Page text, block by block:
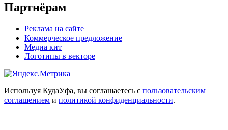
Партнёрам
Реклама на сайте
Коммерческое предложение
Медиа кит
Логотипы в векторе
Используя КудаУфа, вы соглашаетесь с пользовательским
соглашением и политикой конфиденциальности.